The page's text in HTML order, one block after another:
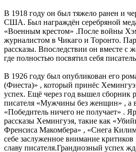
В 1918 году он был тяжело ранен и
США. Был награждён серебряной
«Военным крестом» .После войны
журналистом в Чикаго и Торонто.
рассказы. Впоследствии он вместе с
где полностью посвятил себя
В 1926 году был опубликован его
(Фиеста)» , который принёс
успех. Ещё через год вышел сборник
писателя «Мужчины без женщин» , а
«Победитель ничего не получает» .
рассказы Хемингуэя, такие как
Френсиса Макомбера» , «Снега
себе заслуженное внимание
славу писателя.Грандиозный успех